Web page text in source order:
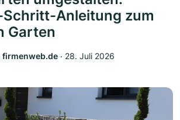
Anleitung zum
Garten
firmenweb.de ‧ 28. Juli 2026